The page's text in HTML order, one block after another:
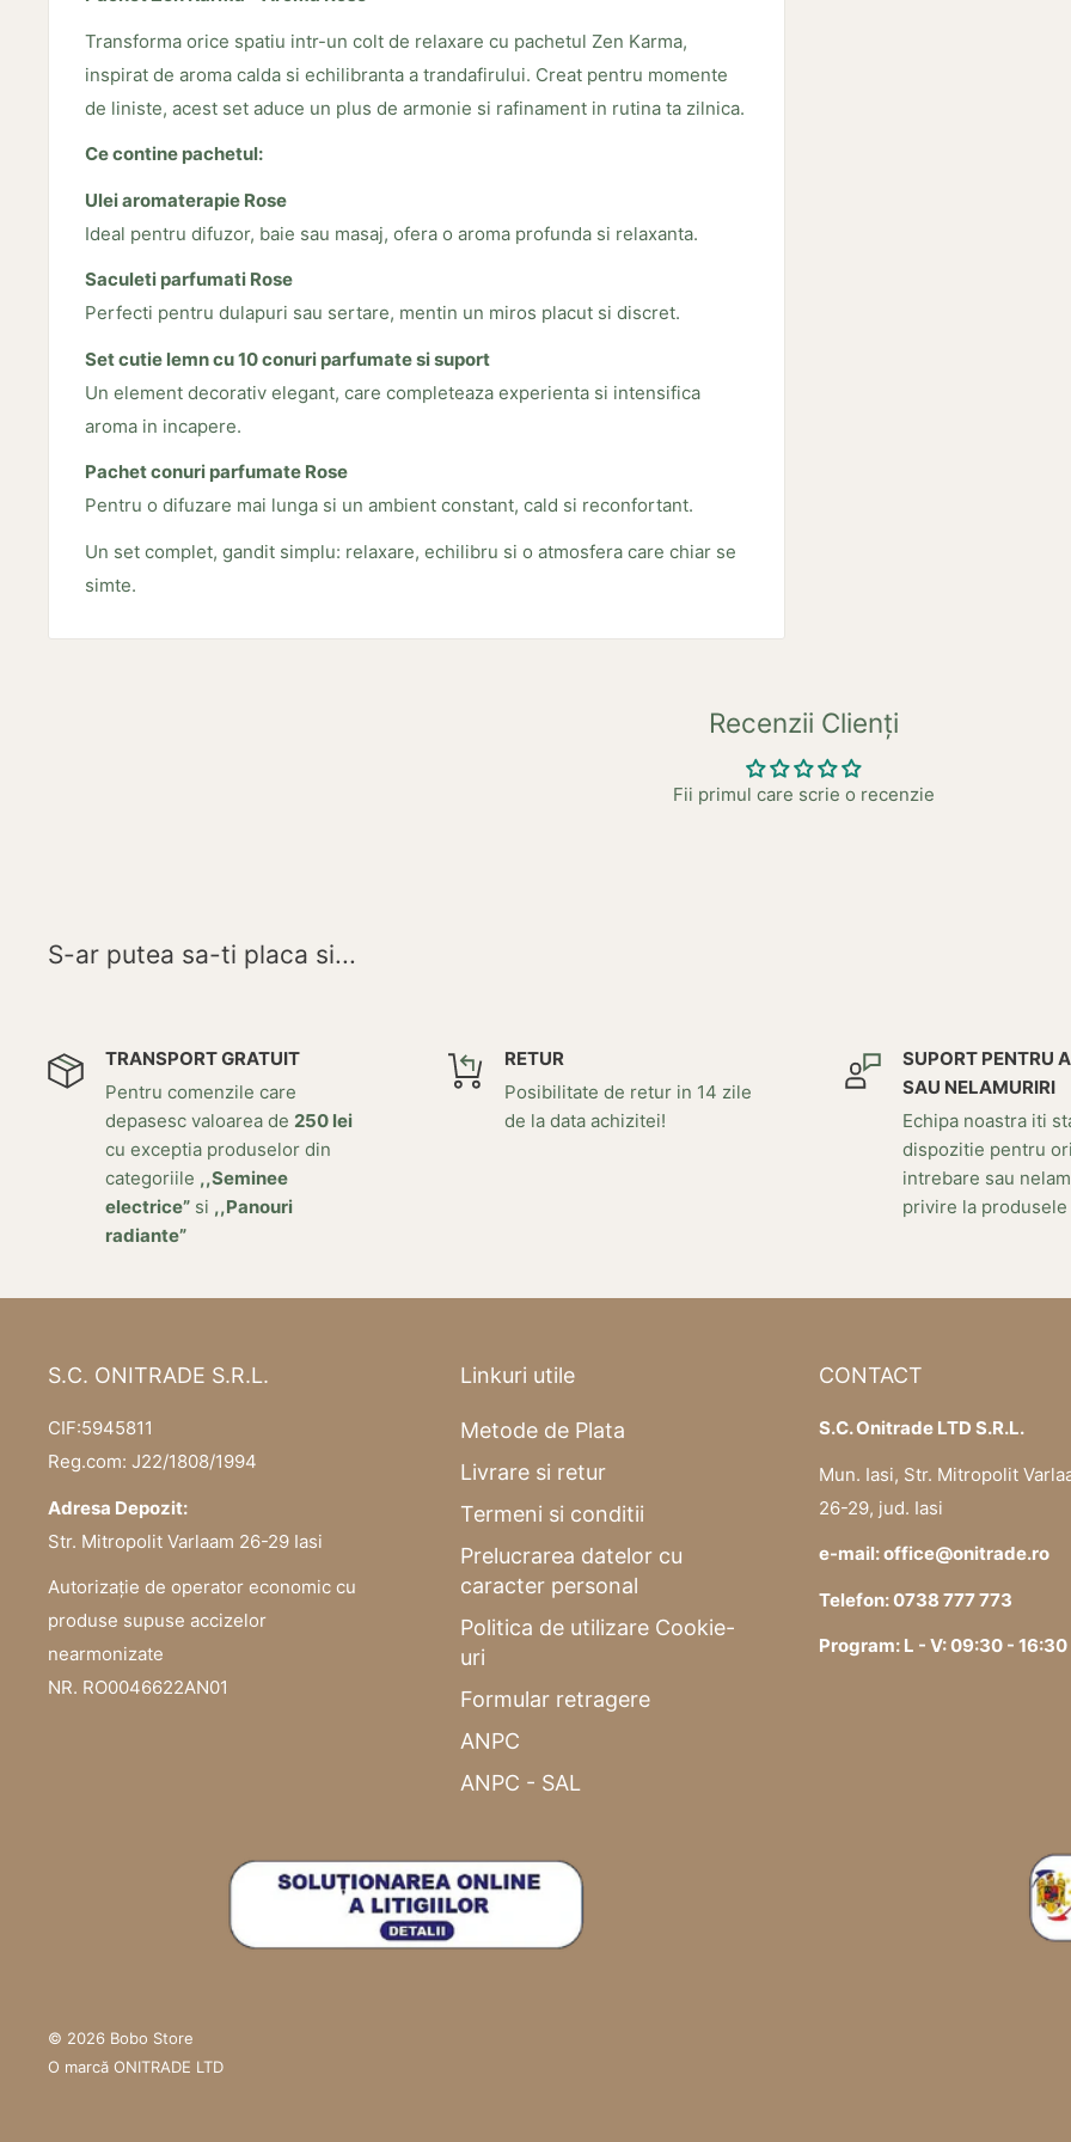
Transforma orice spatiu intr-un colt de relaxare cu pachetul Zen Karma,
inspirat de aroma calda si echilibranta a trandafirului. Creat pentru momente
de liniste, acest set aduce un plus de armonie si rafinament in rutina ta zilnica.
Ce contine pachetul:
Ulei aromaterapie Rose
Ideal pentru difuzor, baie sau masaj, ofera o aroma profunda si relaxanta.
Saculeti parfumati Rose
Perfecti pentru dulapuri sau sertare, mentin un miros placut si discret.
Set cutie lemn cu 10 conuri parfumate si suport
Un element decorativ elegant, care completeaza experienta si intensifica
aroma in incapere.
Pachet conuri parfumate Rose
Pentru o difuzare mai lunga si un ambient constant, cald si reconfortant.
Un set complet, gandit simplu: relaxare, echilibru si o atmosfera care chiar se
simte.
Recenzii Clienți
Fii primul care scrie o recenzie
S-ar putea sa-ti placa si...
TRANSPORT GRATUIT
Pentru comenzile care
depasesc valoarea de 250 lei
cu exceptia produselor din
categoriile ,,Seminee
electrice” si ,,Panouri
radiante”
RETUR
Posibilitate de retur in 14 zile
de la data achizitei!
SUPORT PENTRU
SAU NELAMURIRI
Echipa noastra iti
dispozitie pentru
intrebare sau
privire la produsele
S.C. ONITRADE S.R.L.
CIF:5945811
Reg.com: J22/1808/1994
Adresa Depozit:
Str. Mitropolit Varlaam 26-29 Iasi
Autorizație de operator economic cu
produse supuse accizelor
nearmonizate
NR. RO0046622AN01
Linkuri utile
Metode de Plata
Livrare si retur
Termeni si conditii
Prelucrarea datelor cu
caracter personal
Politica de utilizare Cookie-
uri
Formular retragere
ANPC
ANPC - SAL
CONTACT
S.C. Onitrade LTD S.R.L.
Mun. Iasi, Str. Mitropolit
26-29, jud. Iasi
e-mail: office@onitrade.ro
Telefon: 0738 777 773
Program: L - V: 09:30 - 16:30
© 2026 Bobo Store
O marcă ONITRADE LTD